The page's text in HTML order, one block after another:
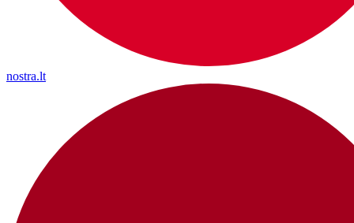
nostra.lt